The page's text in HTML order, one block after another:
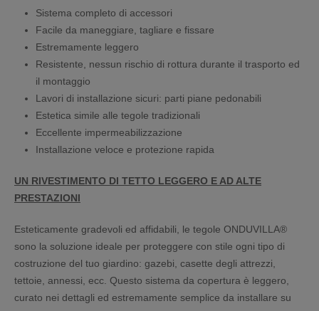
Sistema completo di accessori
Facile da maneggiare, tagliare e fissare
Estremamente leggero
Resistente, nessun rischio di rottura durante il trasporto ed
il montaggio
Lavori di installazione sicuri: parti piane pedonabili
Estetica simile alle tegole tradizionali
Eccellente impermeabilizzazione
Installazione veloce e protezione rapida
UN RIVESTIMENTO DI TETTO LEGGERO E AD ALTE
PRESTAZIONI
Esteticamente gradevoli ed affidabili, le tegole ONDUVILLA®
sono la soluzione ideale per proteggere con stile ogni tipo di
costruzione del tuo giardino: gazebi, casette degli attrezzi,
tettoie, annessi, ecc. Questo sistema da copertura è leggero,
curato nei dettagli ed estremamente semplice da installare su